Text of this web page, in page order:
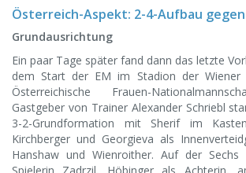
Österreich-Aspekt: 2-4-Aufbau
Grundausrichtung
Ein paar Tage später fand dann das letzte
dem Start der EM im Stadion der Wiener
Österreichische Frauen-
Gastgeber von Trainer Alexander Schriebl
3-2-Grundformation mit Sherif im
Kirchberger und Georgieva als
Hanshaw und Wienroither. Auf der
Spielerin Zadrzil, Höbinger als Achterin,